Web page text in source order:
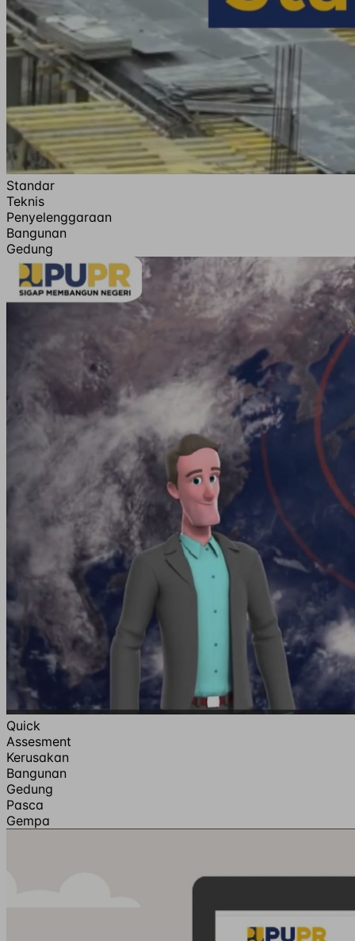
Standar
Teknis
Penyelenggaraan
Bangunan
Gedung
Quick
Assesment
Kerusakan
Bangunan
Gedung
Pasca
Gempa